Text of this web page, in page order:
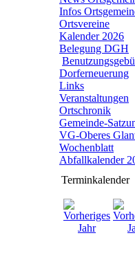
Infos
Ortsvereine
Kalender 2026
Belegung DGH
Dorferneuerung
Links
Veranstaltungen
Ortschronik
Gemeinde-
VG-Oberes
Wochenblatt
Abfallkalender
Terminkalender